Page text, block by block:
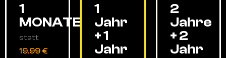
1
MONATE
statt
19.99 €
1
Jahr
+ 1
Jahr
2
Jahre
+ 2
Jahr